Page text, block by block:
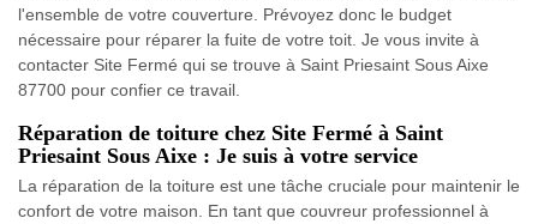
l'ensemble de votre couverture. Prévoyez donc le budget
nécessaire pour réparer la fuite de votre toit. Je vous invite à
contacter Site Fermé qui se trouve à Saint Priesaint Sous Aixe
87700 pour confier ce travail.
Réparation de toiture chez Site Fermé à Saint
Priesaint Sous Aixe : Je suis à votre service
La réparation de la toiture est une tâche cruciale pour maintenir le
confort de votre maison. En tant que couvreur professionnel à